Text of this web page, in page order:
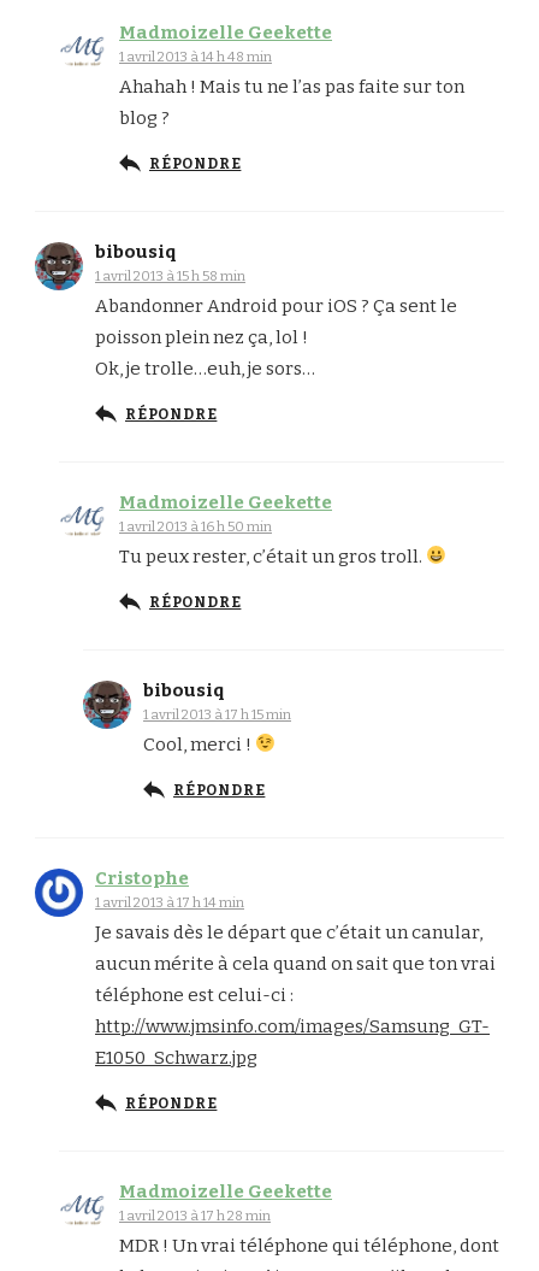
Madmoizelle Geekette
1 avril 2013 à 14 h 48 min
Ahahah ! Mais tu ne l’as pas faite sur ton
blog ?
RÉPONDRE
bibousiq
1 avril 2013 à 15 h 58 min
Abandonner Android pour iOS ? Ça sent le
poisson plein nez ça, lol !
Ok, je trolle…euh, je sors…
RÉPONDRE
Madmoizelle Geekette
1 avril 2013 à 16 h 50 min
Tu peux rester, c’était un gros troll.
RÉPONDRE
bibousiq
1 avril 2013 à 17 h 15 min
Cool, merci !
RÉPONDRE
Cristophe
1 avril 2013 à 17 h 14 min
Je savais dès le départ que c’était un canular,
aucun mérite à cela quand on sait que ton vrai
téléphone est celui-ci :
http://www.jmsinfo.com/images/Samsung_GT-
E1050_Schwarz.jpg
RÉPONDRE
Madmoizelle Geekette
1 avril 2013 à 17 h 28 min
MDR ! Un vrai téléphone qui téléphone, dont